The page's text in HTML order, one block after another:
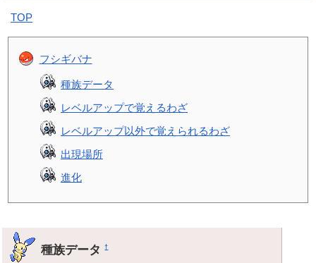
TOP
フシギバナ
種族データ
レベルアップで覚えるわざ
レベルアップ以外で覚えられるわざ
出現場所
進化
種族データ†